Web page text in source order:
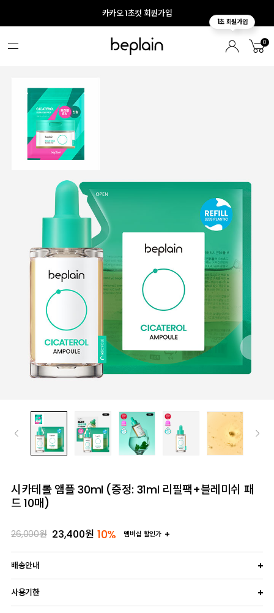
카카오 1초컷 회원가입
0
시카테롤 앰플 30ml (증정: 31ml 리필팩+블레미쉬 패
드 10매)
26,000원 23,400원 10% 멤버십 할인가
배송안내
사용기한